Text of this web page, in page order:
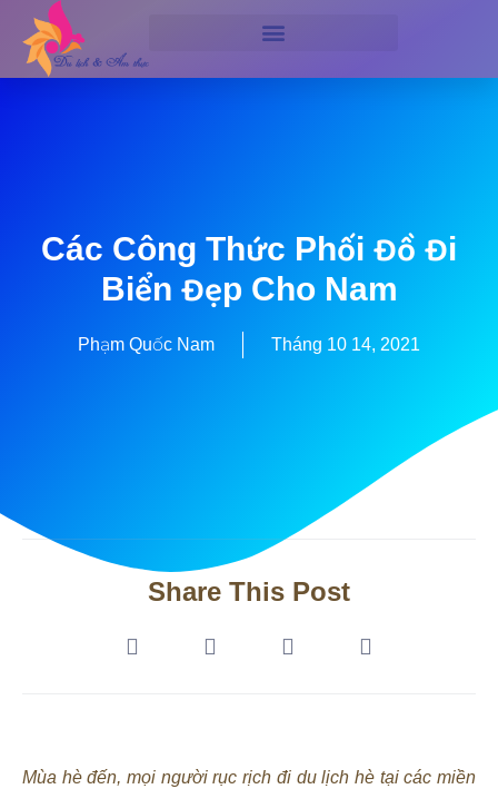
Các Công Thức Phối Đồ Đi
Biển Đẹp Cho Nam
Phạm Quốc Nam Tháng 10 14, 2021
Share This Post
Mùa hè đến, mọi người rục rịch đi du lịch hè tại các miền